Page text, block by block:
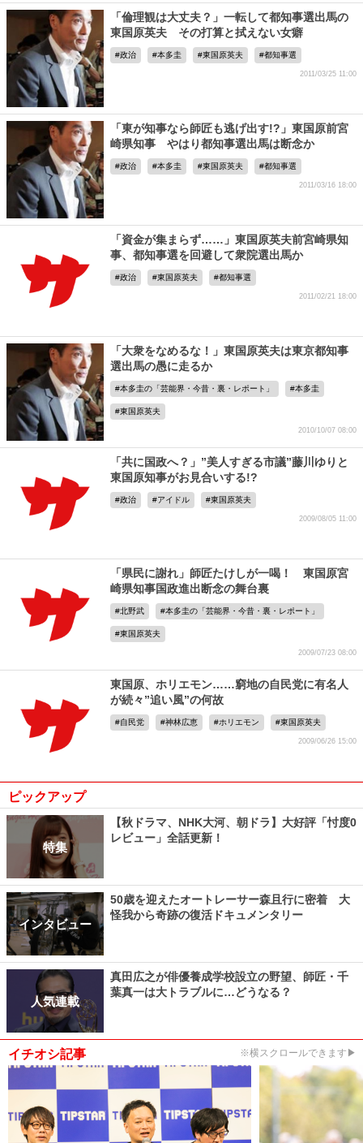
「倫理観は大丈夫？」一転して都知事選出馬の
東国原英夫 その打算と拭えない女癖
政治 本多圭 東国原英夫 都知事選
2011/03/25 11:00
「東が知事なら師匠も逃げ出す!?」東国原前宮
崎県知事 やはり都知事選出馬は断念か
政治 本多圭 東国原英夫 都知事選
2011/03/16 18:00
「資金が集まらず……」東国原英夫前宮崎県知
事、都知事選を回避して衆院選出馬か
政治 東国原英夫 都知事選
2011/02/21 18:00
「大衆をなめるな！」東国原英夫は東京都知事
選出馬の愚に走るか
本多圭の「芸能界・今昔・裏・レポート」 本多圭
東国原英夫
2010/10/07 08:00
「共に国政へ？」”美人すぎる市議”藤川ゆりと
東国原知事がお見合いする!?
政治 アイドル 東国原英夫
2009/08/05 11:00
「県民に謝れ」師匠たけしが一喝！ 東国原宮
崎県知事国政進出断念の舞台裏
北野武 本多圭の「芸能界・今昔・裏・レポート」
東国原英夫
2009/07/23 08:00
東国原、ホリエモン……窮地の自民党に有名人
が続々”追い風”の何故
自民党 神林広恵 ホリエモン 東国原英夫
2009/06/26 15:00
ピックアップ
特集
【秋ドラマ、NHK大河、朝ドラ】大好評「忖度0
レビュー」全話更新！
インタビュー
50歳を迎えたオートレーサー森且行に密着 大
怪我から奇跡の復活ドキュメンタリー
人気連載
真田広之が俳優養成学校設立の野望、師匠・千
葉真一は大トラブルに…どうなる？
イチオシ記事 ※横スクロールできます▶